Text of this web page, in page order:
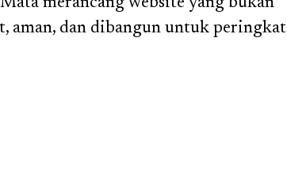
aman, dan dibangun untuk peringkat